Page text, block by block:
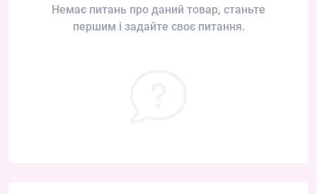
Немає питань про даний товар, станьте
першим і задайте своє питання.